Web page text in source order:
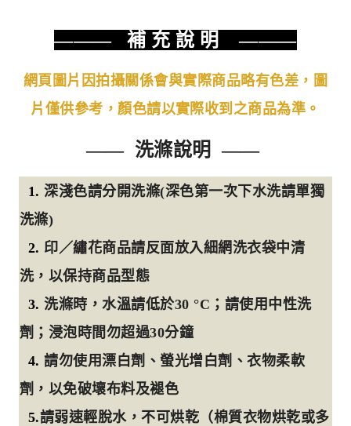
——— 補 充 說 明 ———
網頁圖片因拍攝關係會與實際商品略有色差，圖
片僅供參考，顏色請以實際收到之商品為準。
—— 洗滌說明 ——
1.深淺色請分開洗滌(深色第一次下水洗請單獨
洗滌)
2. 印／繡花商品請反面放入細網洗衣袋中清
洗，以保持商品型態
3.洗滌時，水溫請低於30 °C；請使用中性洗
劑；浸泡時間勿超過30分鐘
4.請勿使用漂白劑、螢光增白劑、衣物柔軟
劑，以免破壞布料及褪色
5.請弱速輕脫水，不可烘乾（棉質衣物烘乾或多